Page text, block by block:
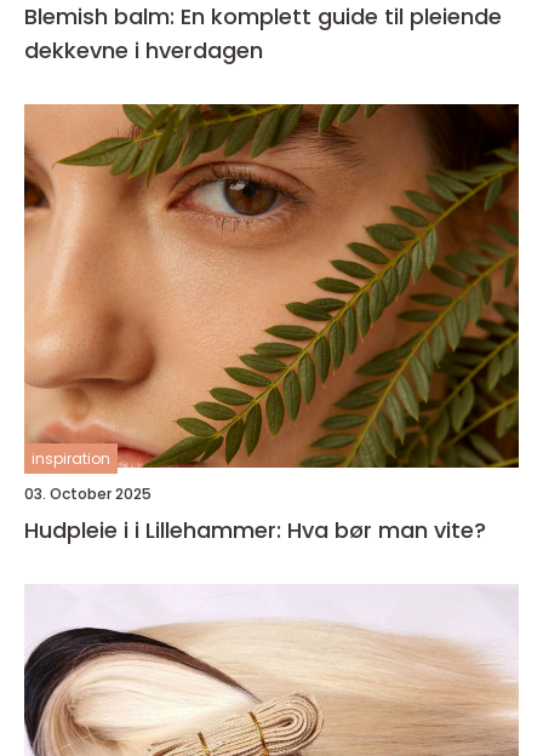
Blemish balm: En komplett guide til pleiende
dekkevne i hverdagen
inspiration
03. October 2025
Hudpleie i i Lillehammer: Hva bør man vite?